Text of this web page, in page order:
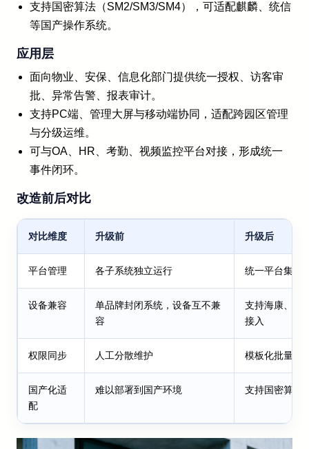
支持国密算法（SM2/SM3/SM4），可适配麒麟、统信
等国产操作系统。
应用层
面向物业、安保、信息化部门提供统一授权、访客审
批、异常告警、报表审计。
支持PC端、管理大屏与移动端协同，适配跨园区管理
与分级运维。
可与OA、HR、考勤、视频监控平台对接，形成统一
事件闭环。
改造前后对比
对比维度 升级前 升级后
平台管理 各子系统独立运行 统一平台集中
设备兼容
单品牌封闭系统，设备互不兼
容
支持海康、大
接入
权限同步 人工分散维护 模板化批量同
国产化适
配
难以部署到国产环境 支持国密算法